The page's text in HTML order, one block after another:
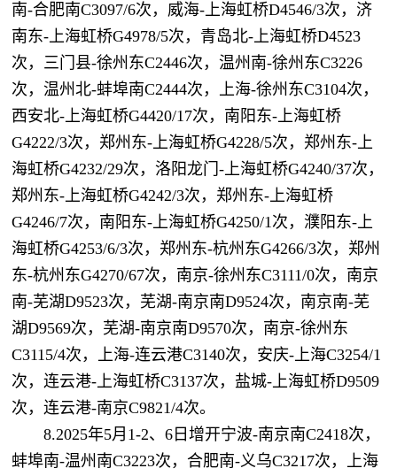
南-合肥南C3097/6次，威海-上海虹桥D4546/3次，济
南东-上海虹桥G4978/5次，青岛北-上海虹桥D4523
次，三门县-徐州东C2446次，温州南-徐州东C3226
次，温州北-蚌埠南C2444次，上海-徐州东C3104次，
西安北-上海虹桥G4420/17次，南阳东-上海虹桥
G4222/3次，郑州东-上海虹桥G4228/5次，郑州东-上
海虹桥G4232/29次，洛阳龙门-上海虹桥G4240/37次，
郑州东-上海虹桥G4242/3次，郑州东-上海虹桥
G4246/7次，南阳东-上海虹桥G4250/1次，濮阳东-上
海虹桥G4253/6/3次，郑州东-杭州东G4266/3次，郑州
东-杭州东G4270/67次，南京-徐州东C3111/0次，南京
南-芜湖D9523次，芜湖-南京南D9524次，南京南-芜
湖D9569次，芜湖-南京南D9570次，南京-徐州东
C3115/4次，上海-连云港C3140次，安庆-上海C3254/1
次，连云港-上海虹桥C3137次，盐城-上海虹桥D9509
次，连云港-南京C9821/4次。
8.2025年5月1-2、6日增开宁波-南京南C2418次，
蚌埠南-温州南C3223次，合肥南-义乌C3217次，上海